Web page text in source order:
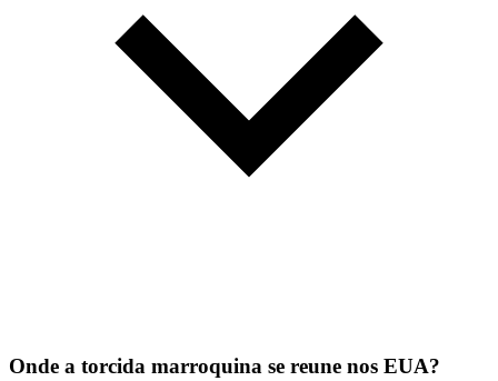
Onde a torcida marroquina se reune nos EUA?